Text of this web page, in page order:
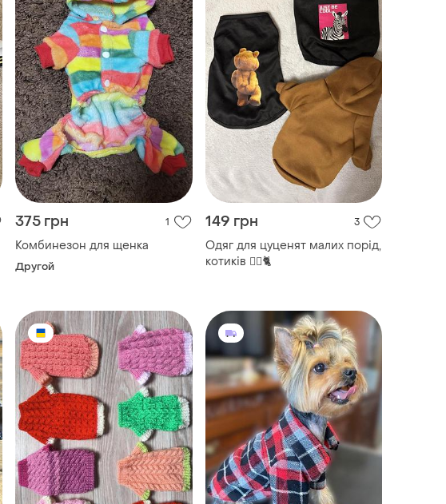
375 грн 1
Комбинезон для щенка
Другой
149 грн 3
Одяг для цуценят малих порід,
котиків 🐕‍🦺🐈